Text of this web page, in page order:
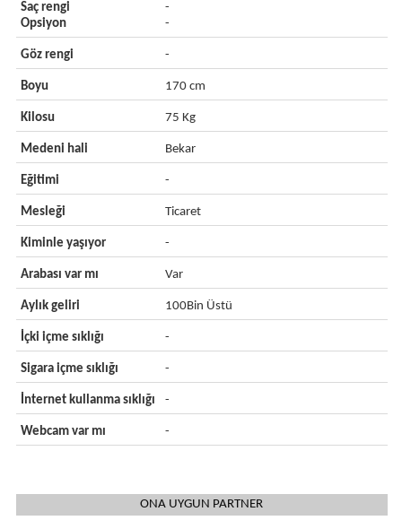
Saç rengi
Opsiyon
-
-
Göz rengi -
Boyu 170 cm
Kilosu 75 Kg
Medeni hali Bekar
Eğitimi -
Mesleği Ticaret
Kiminle yaşıyor -
Arabası var mı Var
Aylık geliri 100Bin Üstü
İçki içme sıklığı -
Sigara içme sıklığı -
İnternet kullanma sıklığı -
Webcam var mı -
ONA UYGUN PARTNER